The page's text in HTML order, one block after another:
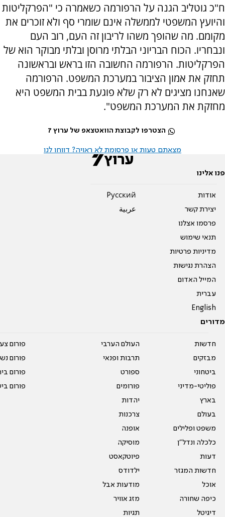
ח"כ גוטליב הגנה על הרפורמה כשאמרה כי "הפרקליטות
והיועץ המשפטי לממשלה אינם שומרי סף ולא זוכרים את
מקומם. מה שהופך משהו לריבון זה העם, רוב העם
ונבחריו. הכוח הבריוני הבלתי מרוסן ובלתי מבוקר הוא של
הפרקליטות. הרפורמה החשובה הזו בראש ובראשונה
תחזק את אמון הציבור במערכת המשפט. הרפורמה
שאנחנו מציגים לא רק שלא פוגעת בבית המשפט היא
מחזקת את המערכת המשפט".
הצטרפו לקבוצת הוואטצאפ של ערוץ 7
מצאתם טעות או פרסומת לא ראויה? דווחו לנו
פנו אלינו
אודות
יצירת קשר
פרסמו אצלנו
תנאי שימוש
מדיניות פרטיות
הצהרת נגישות
המייל האדום
עברית
English
Pусский
عربية
מדורים
חדשות
מבזקים
ביטחוני
פוליטי-מדיני
בארץ
בעולם
משפט ופלילים
כלכלה ונדל"ן
דעות
חדשות המגזר
אוכל
כיפה שחורה
דיגיטל
העולם הערבי
תרבות ופנאי
ספורט
פורומים
יהדות
צרכנות
אופנה
מוסיקה
פיוטקאסט
ילדודס
מודעות אבל
מזג אוויר
תגיות
פורום
פורום
פורום
פורום